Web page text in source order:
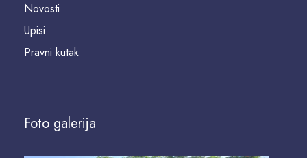
Novosti
Upisi
Pravni kutak
Foto galerija